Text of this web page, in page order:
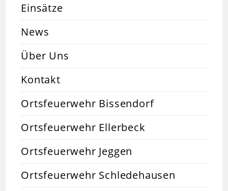
Einsätze
News
Über Uns
Kontakt
Ortsfeuerwehr Bissendorf
Ortsfeuerwehr Ellerbeck
Ortsfeuerwehr Jeggen
Ortsfeuerwehr Schledehausen